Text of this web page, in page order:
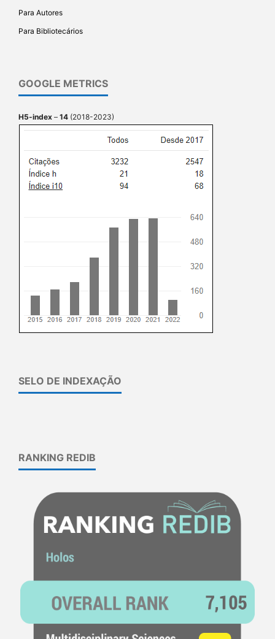
Para Autores
Para Bibliotecários
GOOGLE METRICS
H5-index – 14 (2018-2023)
SELO DE INDEXAÇÃO
RANKING REDIB